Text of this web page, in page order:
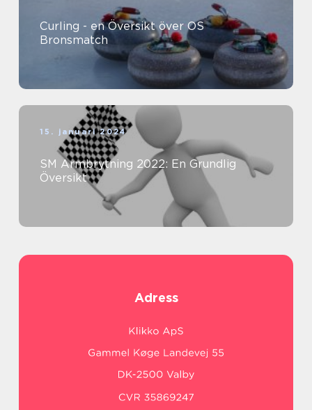
Curling - en Översikt över OS
Bronsmatch
15. januari 2024
SM Armbrytning 2022: En Grundlig
Översikt
Adress